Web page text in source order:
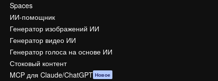
Spaces
ИИ-помощник
Генератор изображений ИИ
Генератор видео ИИ
Генератор голоса на основе ИИ
Стоковый контент
MCP для Claude/ChatGPT Новое